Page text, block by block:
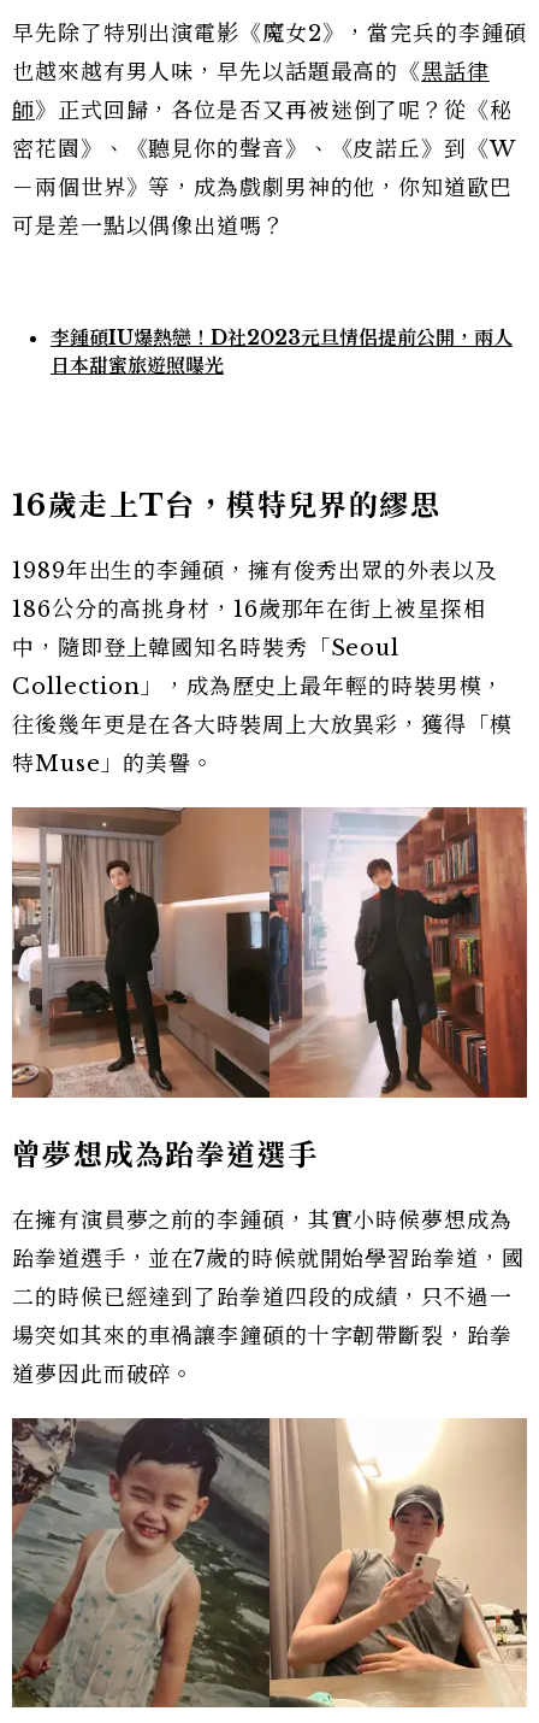
早先除了特別出演電影《魔女2》，當完兵的李鍾碩
也越來越有男人味，早先以話題最高的《黑話律
師》正式回歸，各位是否又再被迷倒了呢？從《秘
密花園》、《聽見你的聲音》、《皮諾丘》到《W
－兩個世界》等，成為戲劇男神的他，你知道歐巴
可是差一點以偶像出道嗎？
李鍾碩IU爆熱戀！D社2023元旦情侶提前公開，兩人
日本甜蜜旅遊照曝光
16歲走上T台，模特兒界的繆思
1989年出生的李鍾碩，擁有俊秀出眾的外表以及
186公分的高挑身材，16歲那年在街上被星探相
中，隨即登上韓國知名時裝秀「Seoul
Collection」，成為歷史上最年輕的時裝男模，
往後幾年更是在各大時裝周上大放異彩，獲得「模
特Muse」的美譽。
曾夢想成為跆拳道選手
在擁有演員夢之前的李鍾碩，其實小時候夢想成為
跆拳道選手，並在7歲的時候就開始學習跆拳道，國
二的時候已經達到了跆拳道四段的成績，只不過一
場突如其來的車禍讓李鐘碩的十字韌帶斷裂，跆拳
道夢因此而破碎。